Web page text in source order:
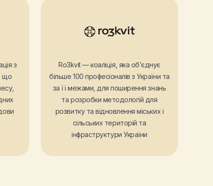
з
що
Ro3kvit — коаліція, яка обʼєднує
більше 100 професіоналів з України та
за її межами, для поширення знань
та розробки методологій для
розвитку та відновлення міських і
сільських територій та
інфраструктури України